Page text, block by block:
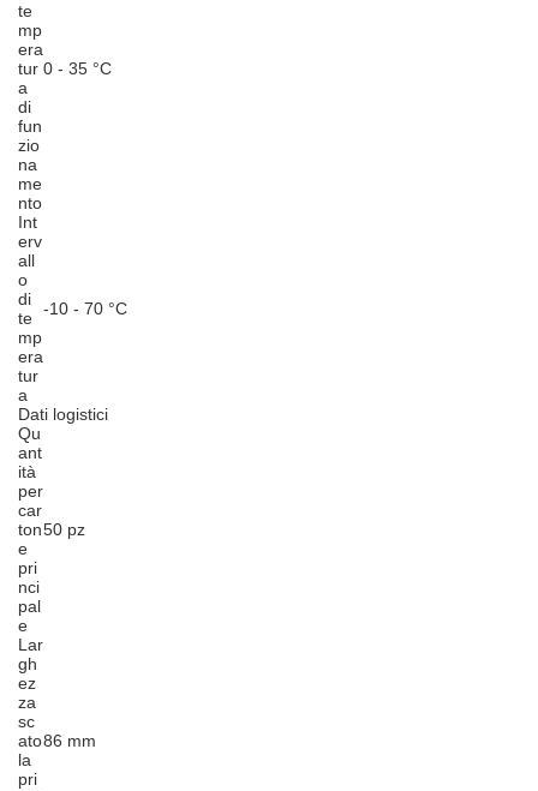
te
mp
era
tur
a
di
fun
zio
na
me
nto
0 - 35 °C
Int
erv
all
o
di
te
mp
era
tur
a
-10 - 70 °C
Dati logistici
Qu
ant
ità
per
car
ton
e
pri
nci
pal
e
50 pz
Lar
gh
ez
za
sc
ato
la
pri
86 mm